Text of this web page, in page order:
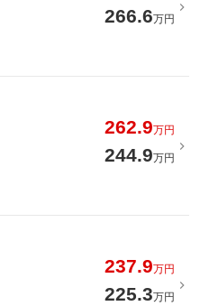
266.6万円
262.9万円
244.9万円
237.9万円
225.3万円